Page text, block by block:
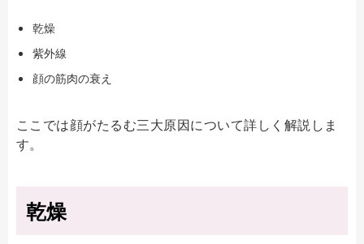
乾燥
紫外線
顔の筋肉の衰え
ここでは顔がたるむ三大原因について詳しく解説しま
す。
乾燥